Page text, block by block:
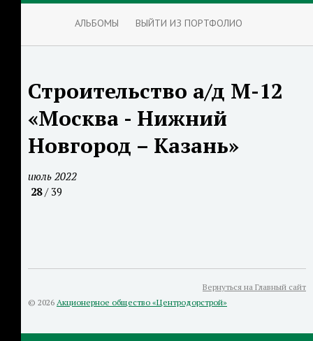
АЛЬБОМЫ ВЫЙТИ ИЗ ПОРТФОЛИО
Строительство а/д М-12
«Москва - Нижний
Новгород – Казань»
июль 2022
28/ 39
Вернуться на Главный сайт
© 2026 Акционерное общество «Центродорстрой»